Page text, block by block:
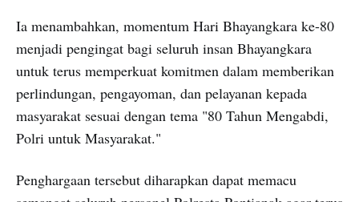
Ia menambahkan, momentum Hari Bhayangkara ke-80
menjadi pengingat bagi seluruh insan Bhayangkara
untuk terus memperkuat komitmen dalam memberikan
perlindungan, pengayoman, dan pelayanan kepada
masyarakat sesuai dengan tema "80 Tahun Mengabdi,
Polri untuk Masyarakat."
Penghargaan tersebut diharapkan dapat memacu